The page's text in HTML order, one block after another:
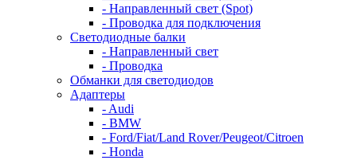
- Направленный свет (Spot)
- Проводка для подключения
Светодиодные балки
- Направленный свет
- Проводка
Обманки для светодиодов
Адаптеры
- Audi
- BMW
- Ford/Fiat/Land Rover/Peugeot/Citroen
- Honda